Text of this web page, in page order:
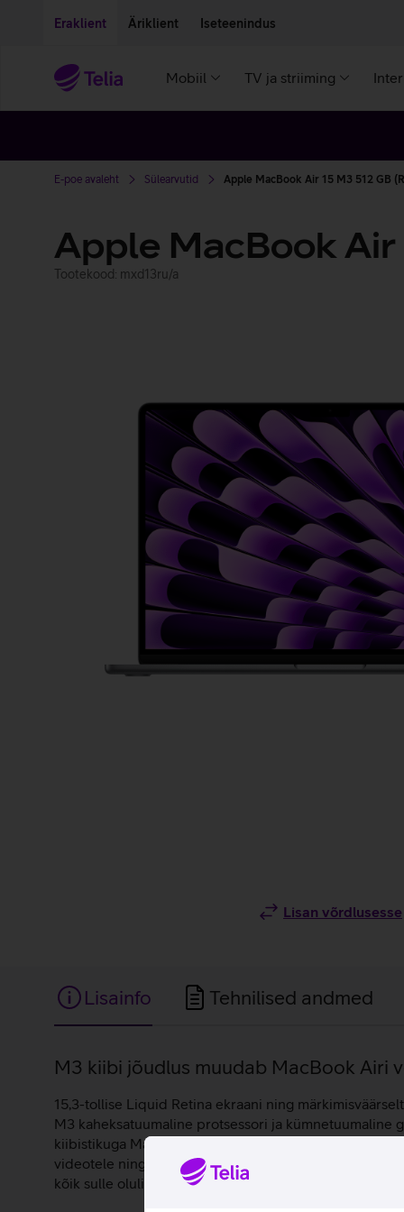
Eraklient Äriklient Iseteenindus
Mobiil TV ja striiming
E-poe avaleht Sülearvutid Apple MacBook Air 15 M3 512 GB
Apple MacBook Air
Tootekood: mxd13ru/a
Lisan võrdlusesse
Lisainfo Tehnilised andmed
Lisainfo
M3 kiibi jõudlus muudab MacBook Airi
15,3-tollise Liquid Retina ekraani ning
M3 kaheksatuumaline protsessori ja kümnetuumaline
kiibistikuga MacBook Air arvutiga võimalik ühendada
videotele ning arvukatele rakendustele. Apple
kõik sulle olulised tööd saavad tehtud. Surfa